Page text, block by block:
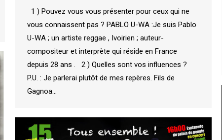
1 ) Pouvez vous vous présenter pour ceux qui ne
vous connaissent pas ? PABLO U-WA :Je suis Pablo
U-WA ; un artiste reggae , Ivoirien ; auteur-
compositeur et interprète qui réside en France
depuis 28 ans . 2 ) Quelles sont vos influences ?
P.U. : Je parlerai plutôt de mes repères. Fils de
Gagnoa…